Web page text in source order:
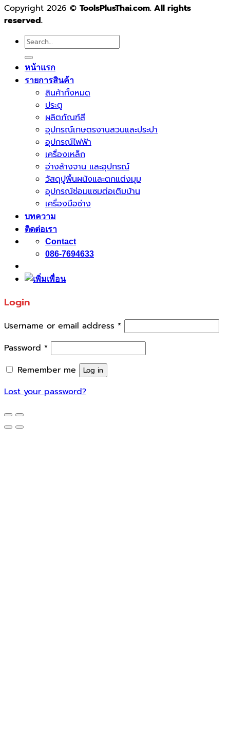
Copyright 2026 © ToolsPlusThai.com. All rights
reserved.
Search
for:
หน้าแรก
รายการสินค้า
สินค้าทั้งหมด
ประตู
ผลิตภัณฑ์สี
อุปกรณ์เกษตรงานสวนและประปา
อุปกรณ์ไฟฟ้า
เครื่องเหล็ก
อ่างล้างจาน และอุปกรณ์
วัสดุปูพื้นผนังและตกแต่งมุม
อุปกรณ์ซ่อมแซมต่อเติมบ้าน
เครื่องมือช่าง
บทความ
ติดต่อเรา
Contact
086-7694633
Login
Username or email address *
Password *
Remember me
Log in
Lost your password?